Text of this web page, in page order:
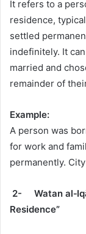
It refers to a
residence,
settled
indefinitely. It
married and
remainder of
Example:
A person was
for work and
permanently.
2- Watan
Residence”